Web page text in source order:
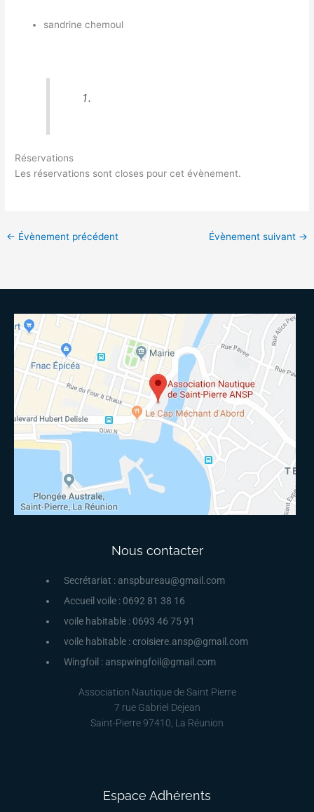
sandrine chemoul
Réservations
Les réservations sont closes pour cet évènement.
← Évènement précédent Évènement suivant →
Nous contacter
Secrétariat : anspbureau@gmail.com
Accueil voile : 0692 81 38 16
voile habitable : 0693 46 75 91
voile habitable : croisiere.ansp@gmail.com
Wingfoil : anspwingfoil@gmail.com
Association Nautique de Saint Pierre
7 rue Gabriel Dejean
Saint-Pierre 97410, La Réunion
Espace Adhérents